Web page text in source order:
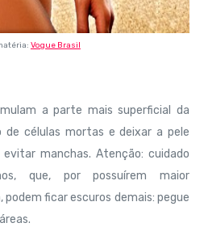
Vogue Brasil
a parte mais superficial da
de células mortas e deixar a pele
manchas. Atenção: cuidado
que, por possuírem maior
ficar escuros demais: pegue